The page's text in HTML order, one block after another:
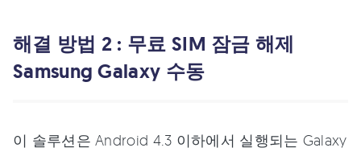
해결 방법 2 : 무료 SIM 잠금 해제
Samsung Galaxy 수동
이 솔루션은 Android 4.3 이하에서 실행되는 Galaxy